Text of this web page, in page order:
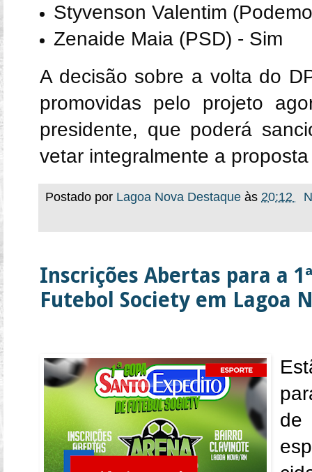
Styvenson Valentim
Zenaide Maia (PSD) - Sim
A decisão sobre a volta do
promovidas pelo projeto
presidente, que poderá
vetar integralmente a
Postado por Lagoa Nova Destaque às 20:12
Inscrições Abertas para a
Futebol Society em Lagoa
de